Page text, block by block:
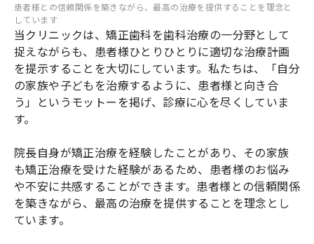
患者様との信頼関係を築きながら、最高の治療を提供することを理念と
しています
当クリニックは、矯正歯科を歯科治療の一分野として
捉えながらも、患者様ひとりひとりに適切な治療計画
を提示することを大切にしています。私たちは、「自分
の家族や子どもを治療するように、患者様と向き合
う」というモットーを掲げ、診療に心を尽くしていま
す。
院長自身が矯正治療を経験したことがあり、その家族
も矯正治療を受けた経験があるため、患者様のお悩み
や不安に共感することができます。患者様との信頼関係
を築きながら、最高の治療を提供することを理念とし
ています。